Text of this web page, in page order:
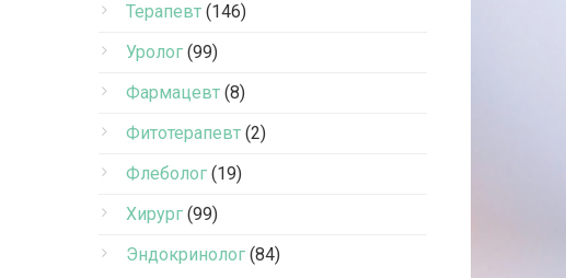
Терапевт (146)
Уролог (99)
Фармацевт (8)
Фитотерапевт (2)
Флеболог (19)
Хирург (99)
Эндокринолог (84)